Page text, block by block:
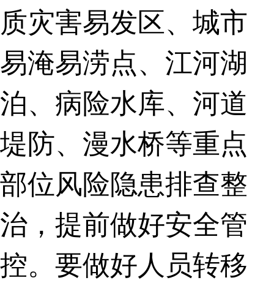
质灾害易发区、城市
易淹易涝点、江河湖
泊、病险水库、河道
堤防、漫水桥等重点
部位风险隐患排查整
治，提前做好安全管
控。要做好人员转移